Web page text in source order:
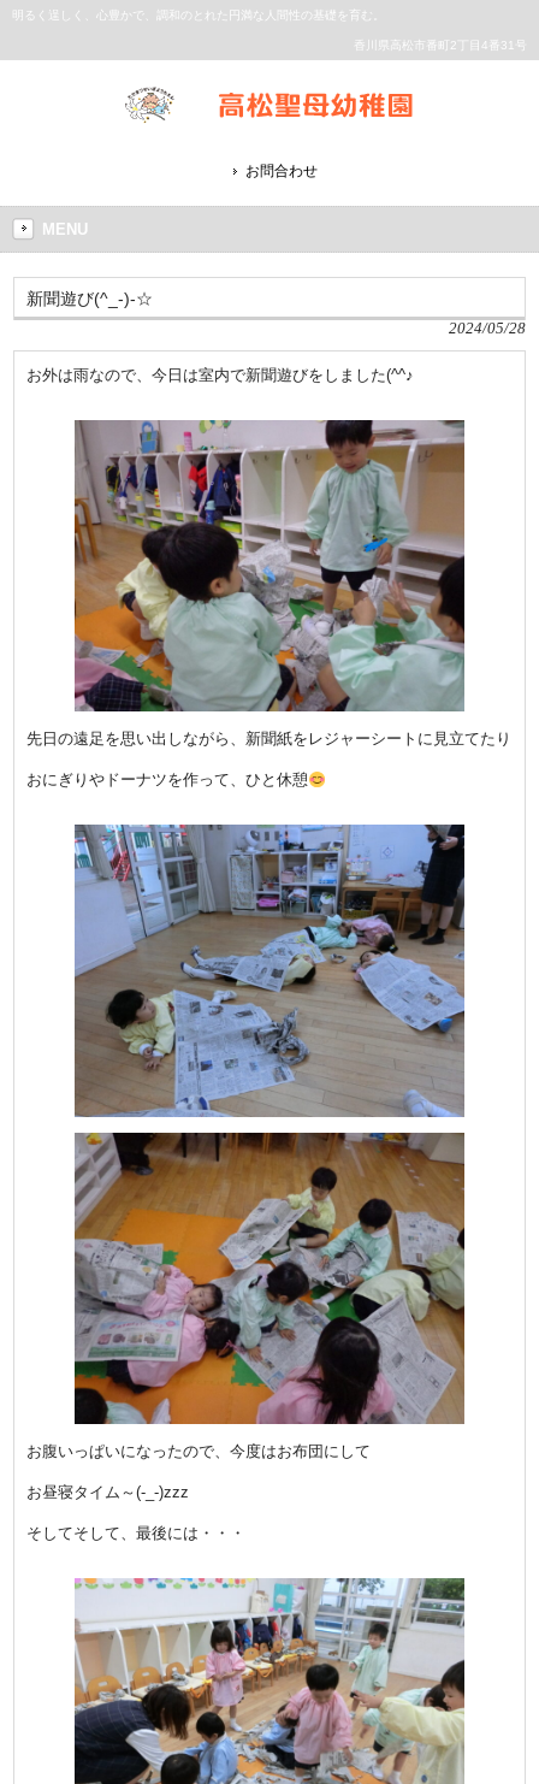
明るく逞しく、心豊かで、調和のとれた円満な人間性の基礎を育む。
香川県高松市番町2丁目4番31号
お問合わせ
MENU
新聞遊び(^_-)-☆
2024/05/28
お外は雨なので、今日は室内で新聞遊びをしました(^^♪
先日の遠足を思い出しながら、新聞紙をレジャーシートに見立てたり
おにぎりやドーナツを作って、ひと休憩
お腹いっぱいになったので、今度はお布団にして
お昼寝タイム～(-_-)zzz
そしてそして、最後には・・・